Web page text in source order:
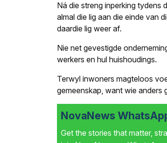
Ná die streng inperking tydens
almal die lig aan die einde van
daardie lig weer af.
Nie net gevestigde
werkers en hul huishoudings.
Terwyl inwoners magteloos
gemeenskap, want wie anders
NovaNews
Get the stories that matter,